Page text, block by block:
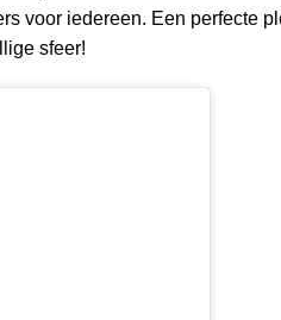
voor iedereen. Een perfecte
sfeer!